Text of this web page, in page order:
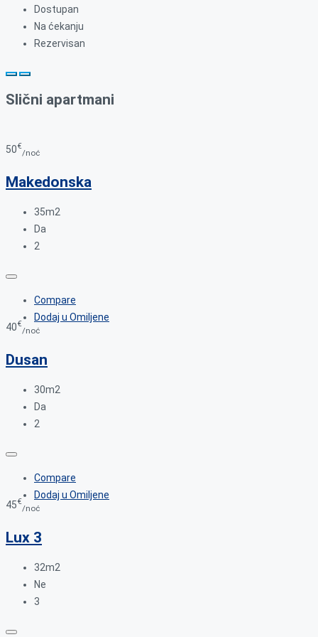
Dostupan
Na ćekanju
Rezervisan
Slični apartmani
50€
/noć
Makedonska
35m2
Da
2
Compare
Dodaj u Omiljene
40€
/noć
Dusan
30m2
Da
2
Compare
Dodaj u Omiljene
45€
/noć
Lux 3
32m2
Ne
3